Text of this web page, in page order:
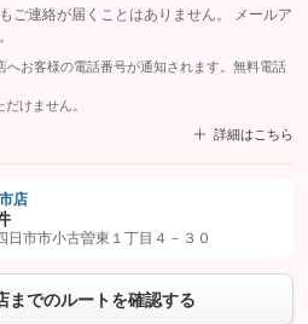
ご連絡が届くことはありません。 メールア
お客様の電話番号が通知されます。無料電話
けません。
詳細はこちら
友だち追加してから「許可する」ボタンを押
をタップして問い合わせを
店
日市市小古曽東１丁目４－３０
までのルートを確認する